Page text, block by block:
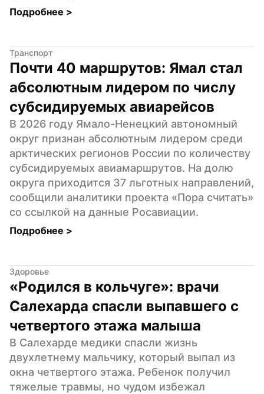
Подробнее >
Транспорт
Почти 40 маршрутов: Ямал стал
абсолютным лидером по числу
субсидируемых авиарейсов
В 2026 году Ямало-Ненецкий автономный
округ признан абсолютным лидером среди
арктических регионов России по количеству
субсидируемых авиамаршрутов. На долю
округа приходится 37 льготных направлений,
сообщили аналитики проекта «Пора считать»
со ссылкой на данные Росавиации.
Подробнее >
Здоровье
«Родился в кольчуге»: врачи
Салехарда спасли выпавшего с
четвертого этажа малыша
В Салехарде медики спасли жизнь
двухлетнему мальчику, который выпал из
окна четвертого этажа. Ребенок получил
тяжелые травмы, но чудом избежал